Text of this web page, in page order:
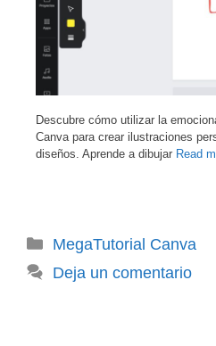
Descubre cómo utilizar la
Canva para crear ilustraciones
diseños. Aprende a dibujar Read
Categorías
MegaTutorial Canva
Deja un comentario